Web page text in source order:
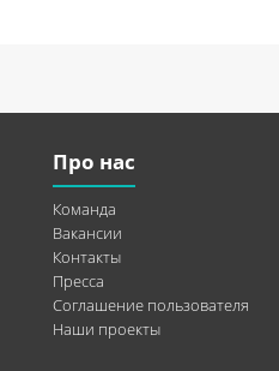
Про нас
Команда
Вакансии
Контакты
Пресса
Соглашение пользователя
Наши проекты